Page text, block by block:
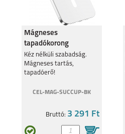
SAMSUNG GALAXY
A57
SAMSUNG GALAXY
Mágneses
tapadókorong
mobiltelefonhoz,
Fekete
Kéz nélküli szabadság.
Mágneses tartás,
tapadóerő!
CEL-MAG-SUCCUP-BK
Bruttó: 3 291 Ft